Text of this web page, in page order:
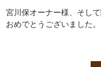
宮川保オーナー様、そし
おめでとうございました。